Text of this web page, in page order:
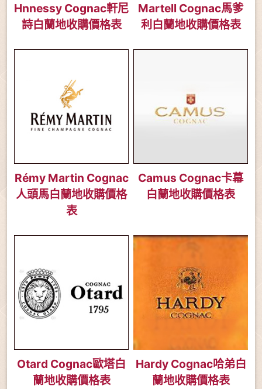
Hnnessy Cognac軒尼
詩白蘭地收購價格表
Martell Cognac馬爹
利白蘭地收購價格表
Rémy Martin Cognac
人頭馬白蘭地收購價格
表
Camus Cognac卡幕
白蘭地收購價格表
Otard Cognac歐塔白
蘭地收購價格表
Hardy Cognac哈弟白
蘭地收購價格表